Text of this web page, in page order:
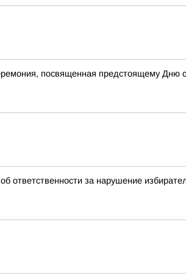
посвященная предстоящему Дню
за нарушение